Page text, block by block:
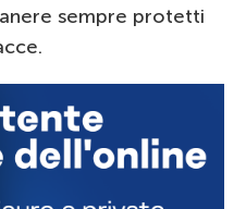
sempre protetti